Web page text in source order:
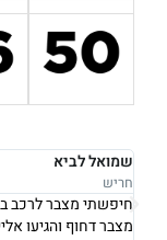
רבקה לוי
נתניה